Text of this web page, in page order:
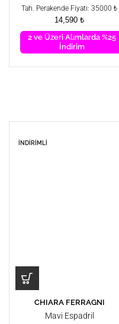
Tah. Perakende Fiyatı: 35000 ₺
14,590 ₺
2 ve Üzeri Alımlarda %25
İndirim
İNDIRIMLI
CHIARA FERRAGNI
Mavi Espadril